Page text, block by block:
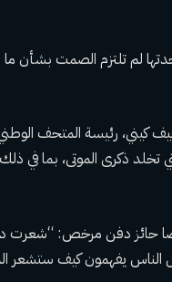
لم تلتزم الصمت بشأن
كيني، رئيسة المتحف
حائز دفن مرخص: “شعرت
الناس يفهمون كيف ستشعر